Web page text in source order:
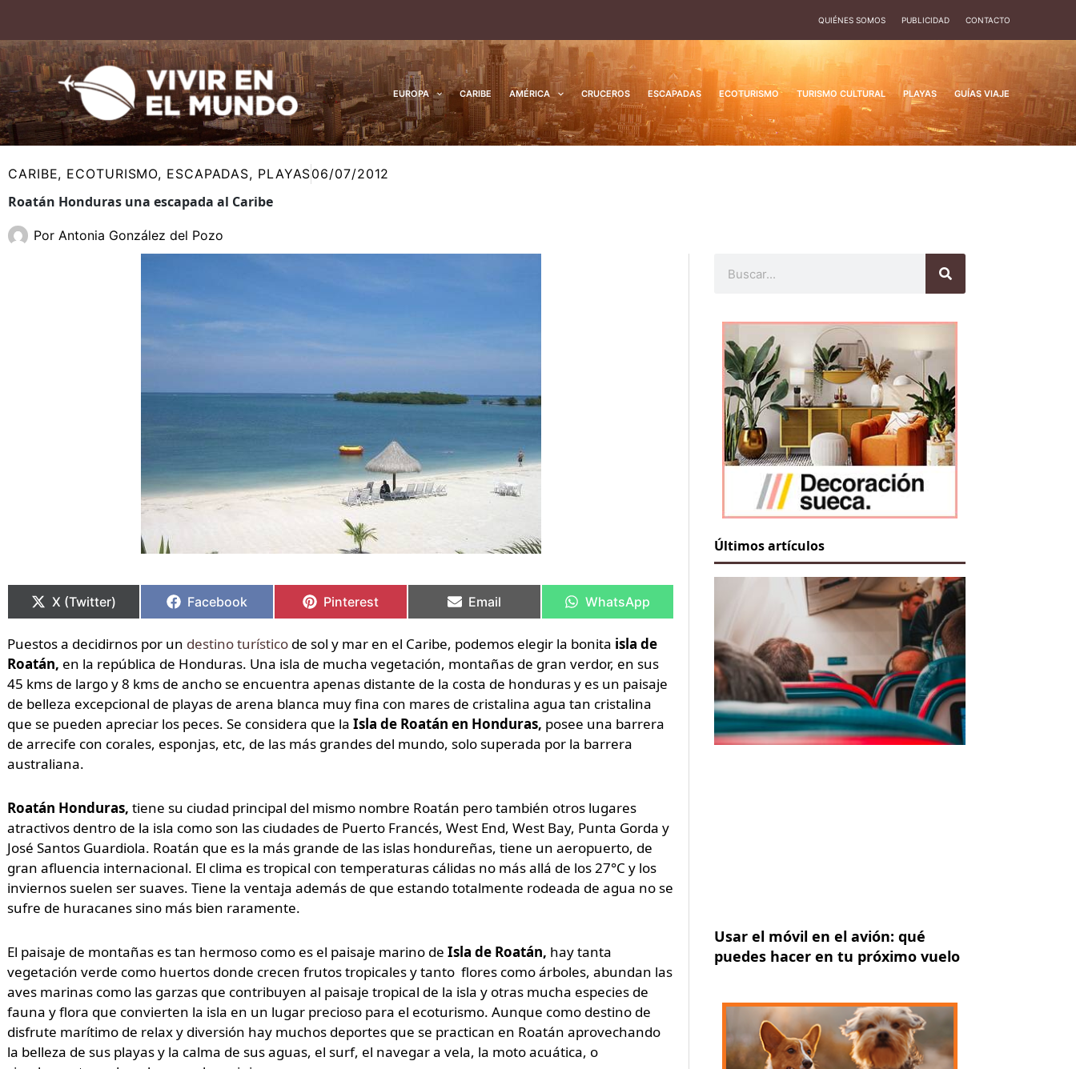
contenido
QUIÉNES SOMOS PUBLICIDAD CONTACTO
EUROPA CARIBE AMÉRICA CRUCEROS ESCAPADAS ECOTURISMO TURISMO CULTURAL PLAYAS GUÍAS VIAJE
CARIBE, ECOTURISMO, ESCAPADAS, PLAYAS06/07/2012
Roatán Honduras una escapada al Caribe
Por Antonia González del Pozo
en
X (Twitter)
en
Facebook
en
Pinterest
en
Email
en
WhatsApp
Puestos a decidirnos por un destino turísticode sol y mar en el Caribe, podemos elegir la bonita isla de
Roatán, en la república de Honduras. Una isla de mucha vegetación, montañas de gran verdor, en sus
45 kms de largo y 8 kms de ancho se encuentra apenas distante de la costa de honduras y es un paisaje
de belleza excepcional de playas de arena blanca muy fina con mares de cristalina agua tan cristalina
que se pueden apreciar los peces. Se considera que la Isla de Roatán en Honduras, posee una barrera
de arrecife con corales, esponjas, etc, de las más grandes del mundo, solo superada por la barrera
australiana.
Roatán Honduras, tiene su ciudad principal del mismo nombre Roatán pero también otros lugares
atractivos dentro de la isla como son las ciudades de Puerto Francés, West End, West Bay, Punta Gorda y
José Santos Guardiola. Roatán que es la más grande de las islas hondureñas, tiene un aeropuerto, de
gran afluencia internacional. El clima es tropical con temperaturas cálidas no más allá de los 27°C y los
inviernos suelen ser suaves. Tiene la ventaja además de que estando totalmente rodeada de agua no se
sufre de huracanes sino más bien raramente.
El paisaje de montañas es tan hermoso como es el paisaje marino de Isla de Roatán, hay tanta
vegetación verde como huertos donde crecen frutos tropicales y tanto flores como árboles, abundan las
aves marinas como las garzas que contribuyen al paisaje tropical de la isla y otras mucha especies de
fauna y flora que convierten la isla en un lugar precioso para el ecoturismo. Aunque como destino de
disfrute marítimo de relax y diversión hay muchos deportes que se practican en Roatán aprovechando
la belleza de sus playas y la calma de sus aguas, el surf, el navegar a vela, la moto acuática, o
en
en
en
en
en
Últimos artículos
Usar el móvil en el avión: qué
puedes hacer en tu próximo vuelo